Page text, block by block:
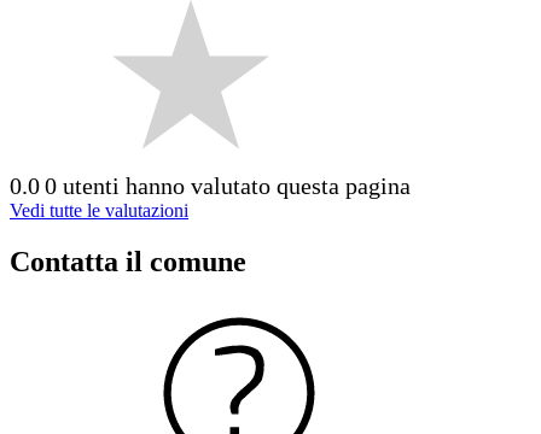
0.00 utenti hanno valutato questa pagina
Vedi tutte le valutazioni
Contatta il comune